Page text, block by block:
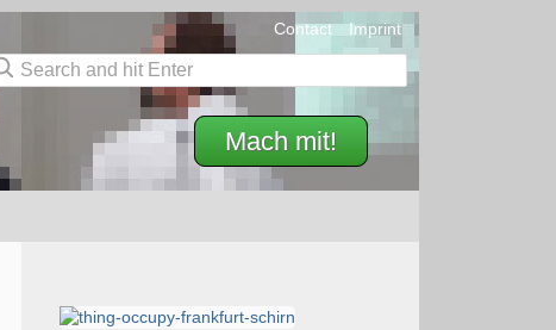
Mach mit!
Contact Imprint